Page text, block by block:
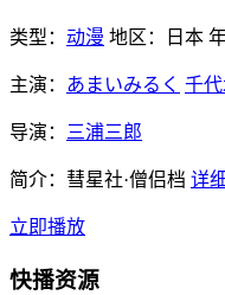
类型： 动漫 地区： 日本
主演： あまいみるく 千
导演： 三浦三郎
简介： 彗星社·僧侣档 详
立即播放
快播资源